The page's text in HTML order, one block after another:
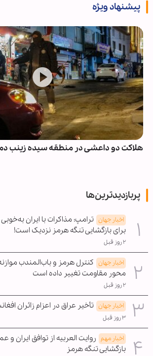
پیشنهاد ویژه
هلاکت دو داعشی در منطقه سیده زینب
پربازدیدترین‌ها
اخبار جهان ترامپ: مذاکرات با ایران
برای بازگشایی تنگه هرمز نزدیک است!
۲ روز قبل
اخبار جهان کنترل هرمز و باب‌المندب
محور مقاومت تغییر داده است
۲ روز قبل
اخبار جهان تأخیر عراق در اعزام زائران
۳ روز قبل
اخبار مهم روایت العربیه از توافق ایران
بازگشایی تنگه هرمز